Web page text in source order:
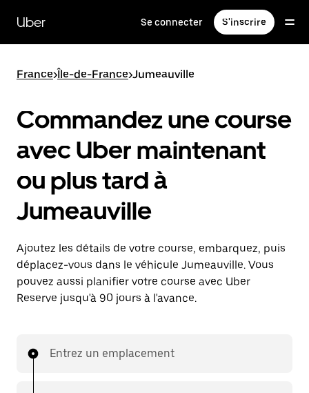
contenu
principal
Uber Se connecter S'inscrire
France>Île-de-France>Jumeauville
Commandez une course
avec Uber maintenant
ou plus tard à
Jumeauville
Ajoutez les détails de votre course, embarquez, puis
déplacez-vous dans le véhicule Jumeauville. Vous
pouvez aussi planifier votre course avec Uber
Reserve jusqu'à 90 jours à l'avance.
Entrez un emplacement